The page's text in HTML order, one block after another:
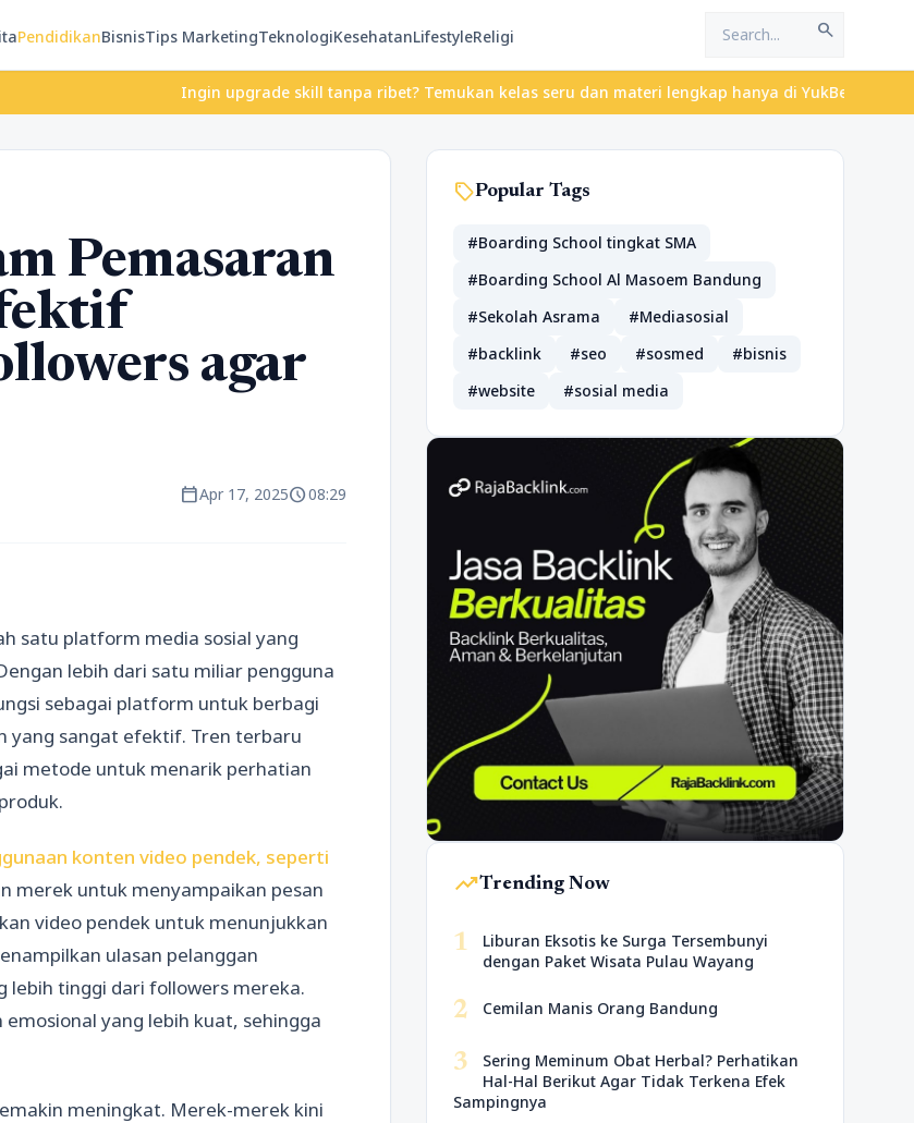
PendidikanBisnisTips MarketingTeknologiKesehatanLifestyleReligi search
Ingin upgrade skill tanpa ribet? Temukan kelas seru dan materi lengkap hanya di YukBelajar.com.
Pemasaran
agar
calendar_todayApr 17, 2025schedule08:29
satu platform media sosial yang
lebih dari satu miliar pengguna
sebagai platform untuk berbagi
yang sangat efektif. Tren terbaru
metode untuk menarik perhatian
konten video pendek, seperti
merek untuk menyampaikan pesan
video pendek untuk menunjukkan
ulasan pelanggan
tinggi dari followers mereka.
yang lebih kuat, sehingga
meningkat. Merek-merek kini
sellPopular Tags
#Boarding School tingkat SMA
#Boarding School Al Masoem Bandung
#Sekolah Asrama
#Mediasosial
#backlink
#seo #sosmed
#bisnis
#website
#sosial media
trending_upTrending Now
1
Liburan Eksotis ke Surga Tersembunyi
dengan Paket Wisata Pulau Wayang
2 Cemilan Manis Orang Bandung
3
Sering Meminum Obat Herbal? Perhatikan
Hal-Hal Berikut Agar Tidak Terkena Efek
Sampingnya